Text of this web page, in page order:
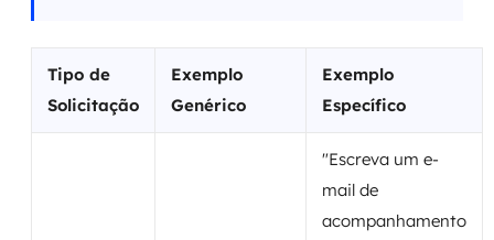
Tipo de
Solicitação
Exemplo
Genérico
Exemplo
Específico
"Escreva um e-
mail de
acompanhamento